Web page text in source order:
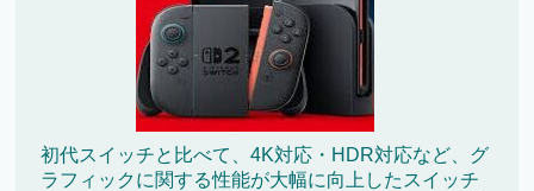
初代スイッチと比べて、4K対応・HDR対応など、グ
ラフィックに関する性能が大幅に向上したスイッチ